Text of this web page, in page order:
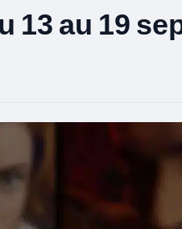
13 au 19